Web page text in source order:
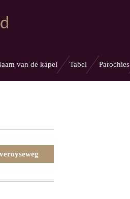
van de kapel Tabel Parochies